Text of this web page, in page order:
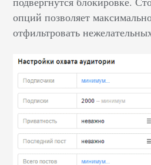
опций позволяет
отфильтровать